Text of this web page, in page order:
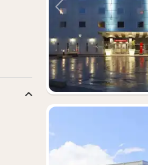
Vorige foto